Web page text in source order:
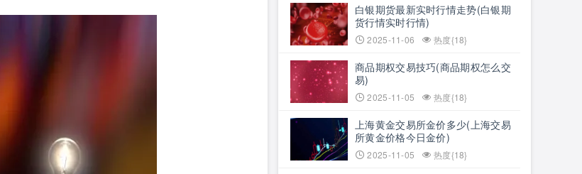
白银期货最新实时行情走势(白银期
货行情实时行情)
2025-11-06 热度{18}
商品期权交易技巧(商品期权怎么交
易)
2025-11-05 热度{18}
上海黄金交易所金价多少(上海交易
所黄金价格今日金价)
2025-11-05 热度{18}